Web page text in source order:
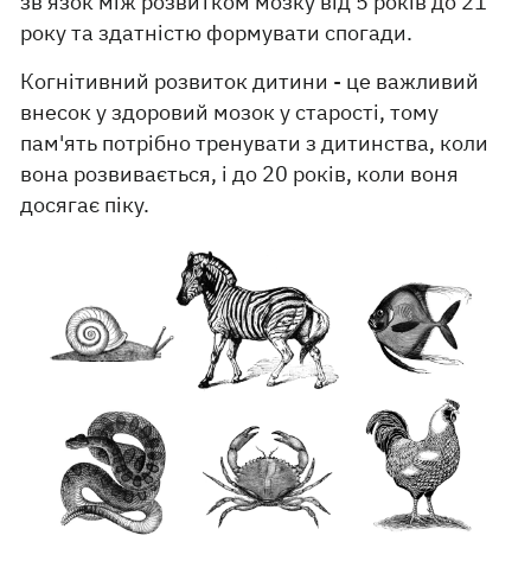
року та здатністю формувати спогади.
Когнітивний розвиток дитини - це важливий
внесок у здоровий мозок у старості, тому
пам'ять потрібно тренувати з дитинства, коли
вона розвивається, і до 20 років, коли воня
досягає піку.